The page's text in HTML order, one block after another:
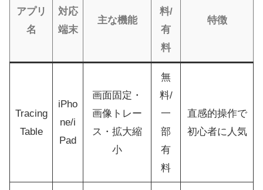
アプリ
名
対応
端末
主な機能
料/
有
料
特徴
Tracing
Table
iPho
ne/i
Pad
画面固定・
画像トレー
ス・拡大縮
小
無
料/
一
部
有
料
直感的操作で
初心者に人気